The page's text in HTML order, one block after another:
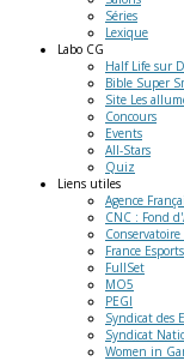
Séries
Lexique
Labo CG
Half Life sur
Bible Super
Site Les
Concours
Events
All-Stars
Quiz
Liens utiles
Agence
CNC : Fond
France Esports
FullSet
MO5
PEGI
Syndicat des
Syndicat
Women in